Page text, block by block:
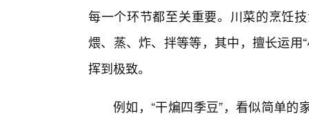
每一个环节都至关重要。川菜的烹饪
煨、蒸、炸、拌等等，其中，擅长运用
挥到极致。
例如，“干煸四季豆”，看似简单